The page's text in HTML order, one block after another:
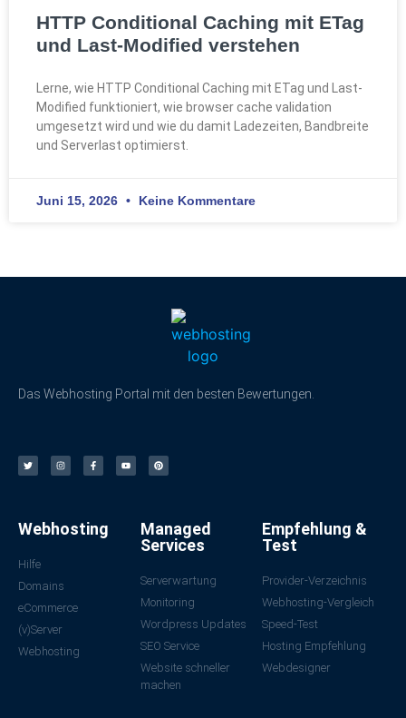
HTTP Conditional Caching mit ETag
und Last-Modified verstehen
Lerne, wie HTTP Conditional Caching mit ETag und Last-
Modified funktioniert, wie browser cache validation
umgesetzt wird und wie du damit Ladezeiten, Bandbreite
und Serverlast optimierst.
Juni 15, 2026 Keine Kommentare
Das Webhosting Portal mit den besten Bewertungen.
Webhosting
Hilfe
Domains
eCommerce
(v)Server
Webhosting
Managed
Services
Serverwartung
Monitoring
Wordpress Updates
SEO Service
Website schneller
machen
Empfehlung &
Test
Provider-Verzeichnis
Webhosting-Vergleich
Speed-Test
Hosting Empfehlung
Webdesigner